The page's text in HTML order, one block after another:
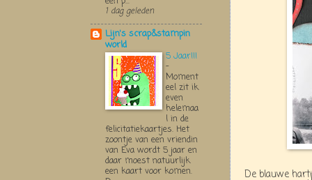
De blauwe
1 dag geleden
Lijn's scrap&stampin
world
5 Jaar!!!
-
Moment
eel zit ik
even
helemaa
l in de
felicitatiekaartjes. Het
zoontje van een vriendin
van Eva wordt 5 jaar en
daar moest natuurlijk
een kaart voor komen.